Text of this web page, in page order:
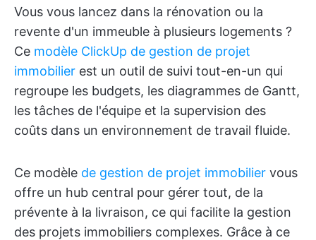
Vous vous lancez dans la rénovation ou la
revente d'un immeuble à plusieurs logements ?
Ce modèle ClickUp de gestion de projet
immobilier est un outil de suivi tout-en-un qui
regroupe les budgets, les diagrammes de Gantt,
les tâches de l'équipe et la supervision des
coûts dans un environnement de travail fluide.
Ce modèle de gestion de projet immobilier vous
offre un hub central pour gérer tout, de la
prévente à la livraison, ce qui facilite la gestion
des projets immobiliers complexes. Grâce à ce